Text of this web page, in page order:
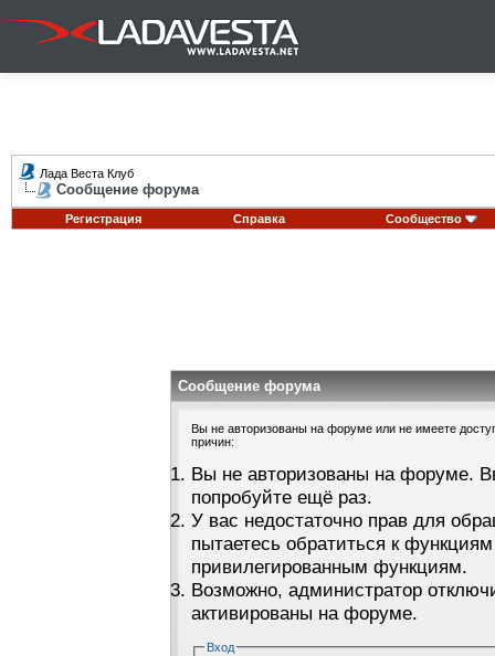
Лада Веста Клуб
Сообщение форума
Регистрация Справка Сообщество
Сообщение форума
Вы не авторизованы на форуме или не имеете
причин:
Вы не авторизованы на форуме.
попробуйте ещё раз.
У вас недостаточно прав для
пытаетесь обратиться к
привилегированным функциям.
Возможно, администратор
активированы на форуме.
Вход